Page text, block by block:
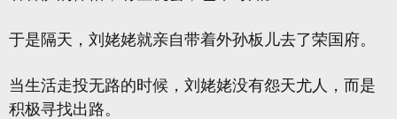
于是隔天，刘姥姥就亲自带着外孙板儿去了荣国府。
当生活走投无路的时候，刘姥姥没有怨天尤人，而是
积极寻找出路。